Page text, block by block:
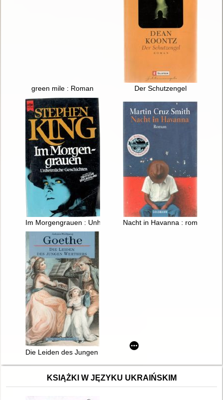
green mile : Roman Der Schutzengel
Im Morgengrauen : Unheimliche Geschichten
Nacht in Havanna : roman
Die Leiden des Jungen Werthers
KSIĄŻKI W JĘZYKU UKRAIŃSKIM